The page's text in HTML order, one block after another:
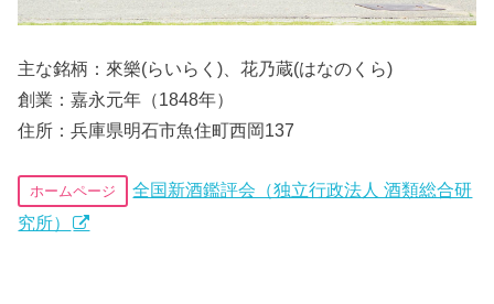
主な銘柄：來樂(らいらく)、花乃蔵(はなのくら)
創業：嘉永元年（1848年）
住所：兵庫県明石市魚住町西岡137
ホームページ
全国新酒鑑評会（独立行政法人 酒類総合研
究所）